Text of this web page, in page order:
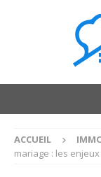
ACCUEIL
mariage : les